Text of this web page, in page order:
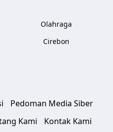
Olahraga
Cirebon
Pedoman Media Siber
Kami Kontak Kami